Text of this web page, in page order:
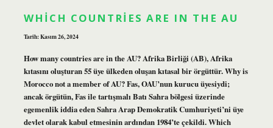
WHICH COUNTRIES ARE IN THE AU
Tarih: Kasım 26, 2024
How many countries are in the AU? Afrika Birliği (AB), Afrika
kıtasını oluşturan 55 üye ülkeden oluşan kıtasal bir örgüttür. Why is
Morocco not a member of AU? Fas, OAU’nun kurucu üyesiydi;
ancak örgütün, Fas ile tartışmalı Batı Sahra bölgesi üzerinde
egemenlik iddia eden Sahra Arap Demokratik Cumhuriyeti’ni üye
devlet olarak kabul etmesinin ardından 1984’te çekildi. Which